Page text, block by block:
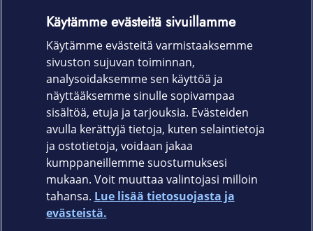
Oletko Saunalahden yritysasiakas tai
henkilöasiakkaamme?
Kirjaudu henkilöasiakkaan OmaElisaan.
Elisa.fi
Käytämme evästeitä sivuillamme
Käytämme evästeitä varmistaaksemme
sivuston sujuvan toiminnan,
analysoidaksemme sen käyttöä ja
näyttääksemme sinulle sopivampaa
sisältöä, etuja ja tarjouksia. Evästeiden
avulla kerättyjä tietoja, kuten selaintietoja
ja ostotietoja, voidaan jakaa
kumppaneillemme suostumuksesi
mukaan. Voit muuttaa valintojasi milloin
tahansa. Lue lisää tietosuojasta ja
evästeistä.